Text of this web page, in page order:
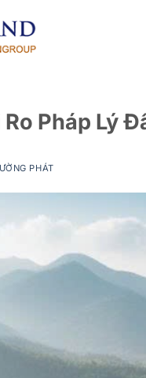
Pháp Lý
PHÁT